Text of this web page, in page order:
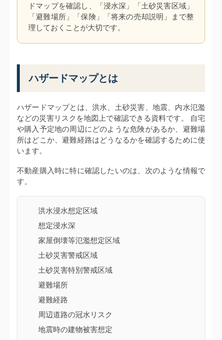
ドマップを確認し、「浸水深」「土砂災害区域」
「避難場所」「保険」「将来の売却説明」まで整
理しておくことが大切です。
ハザードマップとは
ハザードマップとは、洪水、土砂災害、地震、内水氾濫
などの災害リスクを地図上で確認できる資料です。 自宅
や購入予定地の周辺にどのような危険があるか、避難場
所はどこか、避難経路はどうなるかを確認するために使
います。
不動産購入時に特に確認したいのは、次のような情報で
す。
洪水浸水想定区域
想定浸水深
家屋倒壊等氾濫想定区域
土砂災害警戒区域
土砂災害特別警戒区域
避難場所
避難経路
周辺道路の冠水リスク
地震時の建物被害想定